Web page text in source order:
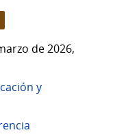
de 2026,
y